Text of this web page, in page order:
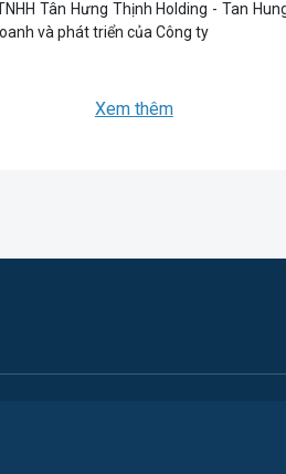
Tân Hưng Thịnh Holding - Tan
và phát triển của Công ty
Xem thêm